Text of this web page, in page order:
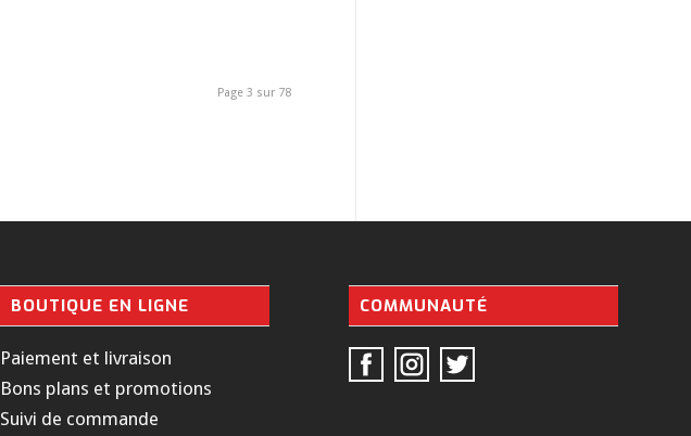
Page 3 sur 78
BOUTIQUE EN LIGNE
Paiement et livraison
Bons plans et promotions
Suivi de commande
COMMUNAUTÉ